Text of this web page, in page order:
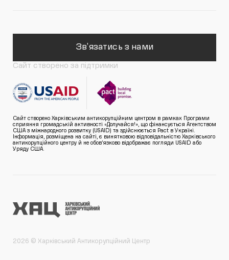
Зв'язатись з нами
Сайт створено за підтримки
Сайт створено Харківським антикорупційним центром в рамках Програми
сприяння громадській активності «Долучайся!», що фінансується Агентством
США з міжнародного розвитку (USAID) та здійснюється Pact в Україні.
Інформація, розміщена на сайті, є винятковою відповідальністю Харківського
антикорупційного центру й не обов’язково відображає погляди USAID або
Уряду США.
2026 © Харківський Антикорупційний Центр